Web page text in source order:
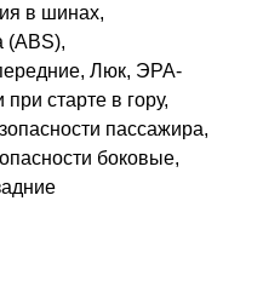
в шинах,
(ABS),
Люк, ЭРА-
старте в гору,
пассажира,
боковые,